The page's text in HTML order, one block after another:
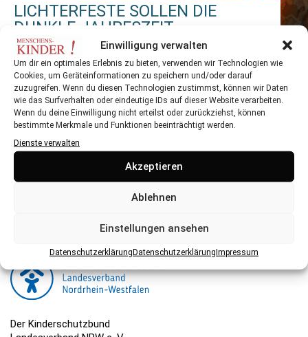
Einwilligung verwalten
Um dir ein optimales Erlebnis zu bieten, verwenden wir Technologien wie
Cookies, um Geräteinformationen zu speichern und/oder darauf
zuzugreifen. Wenn du diesen Technologien zustimmst, können wir Daten
wie das Surfverhalten oder eindeutige IDs auf dieser Website verarbeiten.
Wenn du deine Einwilligung nicht erteilst oder zurückziehst, können
bestimmte Merkmale und Funktionen beeinträchtigt werden.
Dienste verwalten
Akzeptieren
Ablehnen
Einstellungen ansehen
DatenschutzerklärungDatenschutzerklärungImpressum
LICHTERFESTE SOLLEN DIE
DUNKLE JAHRESZEIT
AUFHELLEN
Herausgeber:
Der Kinderschutzbund NRW ist eine gemeinnützige
Organisation, die ihre Arbeit hauptsächlich über Spenden
finanziert. Hier können Sie spenden.
Der Kinderschutzbund